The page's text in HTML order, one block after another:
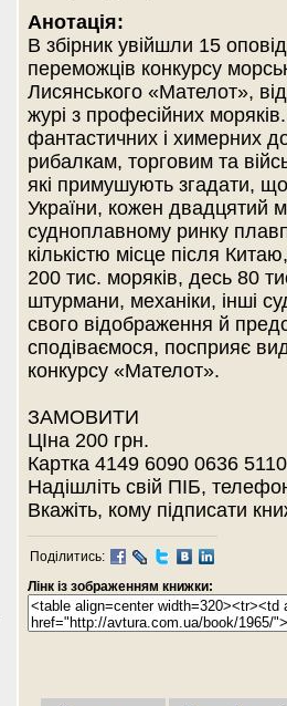
Анотація:
В збірник увійшли 15
переможців конкурсу
Лисянського «Мателот»,
журі з професійних
фантастичних і химерних
рибалкам, торговим та
які примушують згадати,
України, кожен двадцятий
судноплавному ринку
кількістю місце після
200 тис. моряків, десь 80
штурмани, механіки, інші
свого відображення й
сподіваємося, посприяє
конкурсу «Мателот».
ЗАМОВИТИ
ЦІна 200 грн.
Картка 4149 6090 0636
Надішліть свій ПІБ,
Вкажіть, кому підписати
Поділитись:
Лінк із зображенням книжки: